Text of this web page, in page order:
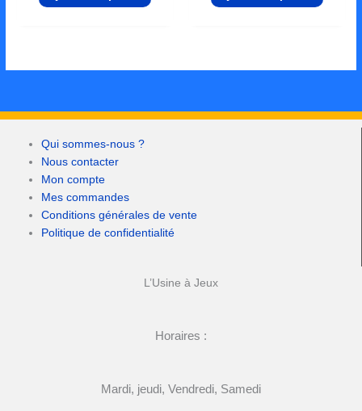
Qui sommes-nous ?
Nous contacter
Mon compte
Mes commandes
Conditions générales de vente
Politique de confidentialité
L’Usine à Jeux
Horaires :
Mardi, jeudi, Vendredi, Samedi